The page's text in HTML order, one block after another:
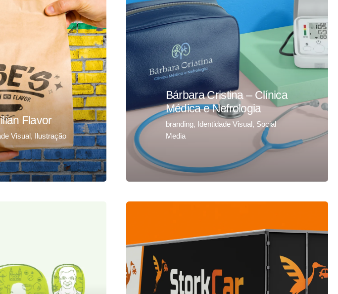
Flavor
Visual Ilustração
Bárbara Cristina – Clínica
Médica e Nefrologia
branding Identidade Visual Social
Media